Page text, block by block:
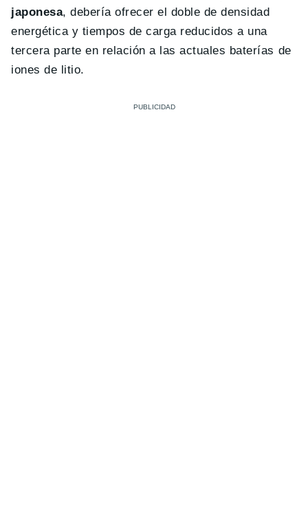
japonesa, debería ofrecer el doble de densidad
energética y tiempos de carga reducidos a una
tercera parte en relación a las actuales baterías de
iones de litio.